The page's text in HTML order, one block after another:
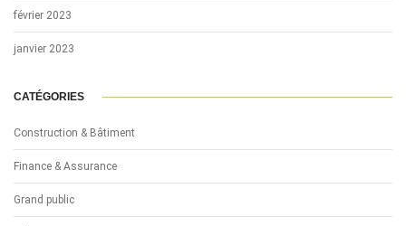
février 2023
janvier 2023
CATÉGORIES
Construction & Bâtiment
Finance & Assurance
Grand public